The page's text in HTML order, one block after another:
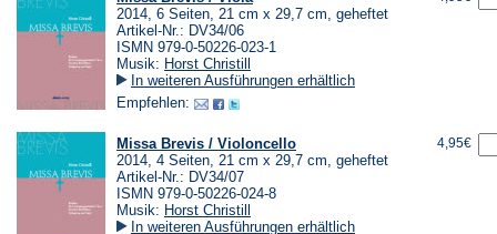
2014, 6 Seiten, 21 cm x 29,7 cm, geheftet
Artikel-Nr.: DV34/06
ISMN 979-0-50226-023-1
Musik: Horst Christill
In weiteren Ausführungen erhältlich
Empfehlen:
Missa Brevis / Violoncello
2014, 4 Seiten, 21 cm x 29,7 cm, geheftet
Artikel-Nr.: DV34/07
ISMN 979-0-50226-024-8
Musik: Horst Christill
In weiteren Ausführungen erhältlich
4,95€